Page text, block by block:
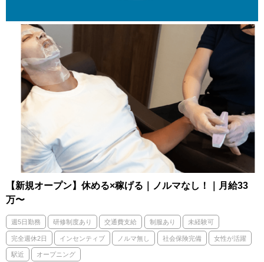
【新規オープン】休める×稼げる｜ノルマなし！｜月給33
万〜
週5日勤務 研修制度あり 交通費支給 制服あり 未経験可
完全週休2日 インセンティブ ノルマ無し 社会保険完備 女性が活躍
駅近 オープニング